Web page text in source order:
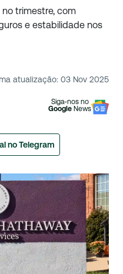
trimestre, com
e estabilidade nos
atualização: 03 Nov 2025
Siga-nos no
Google News
no Telegram